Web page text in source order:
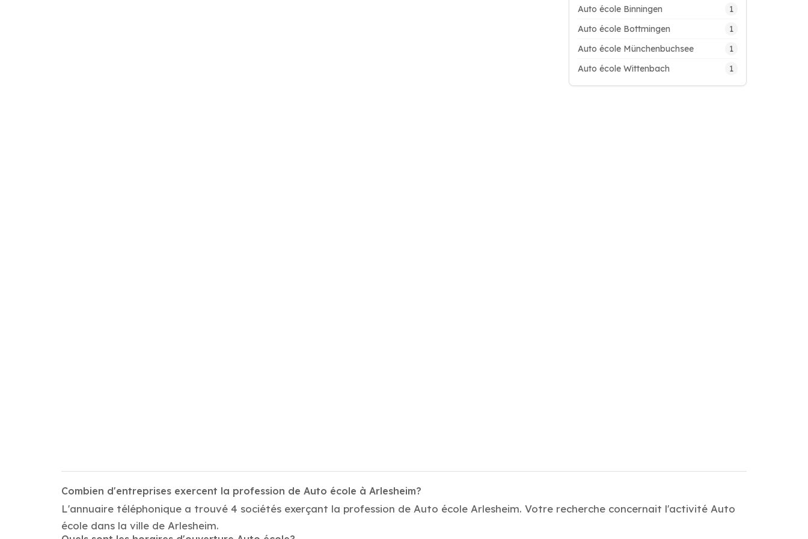
Auto école Binningen 1
Auto école Bottmingen 1
Auto école Münchenbuchsee 1
Auto école Wittenbach 1
Combien d'entreprises exercent la profession de Auto école à Arlesheim?
L'annuaire téléphonique a trouvé 4 sociétés exerçant la profession de Auto école Arlesheim. Votre recherche concernait l'activité Auto
école dans la ville de Arlesheim.